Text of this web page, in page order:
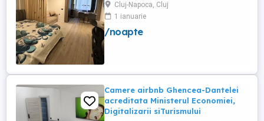
Cluj-Napoca, Cluj
1 ianuarie
/noapte
Camere airbnb Ghencea-Dantelei
acreditata Ministerul Economiei,
Digitalizarii siTurismului